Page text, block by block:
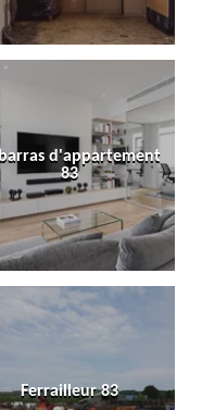
d'appartement
83
Ferrailleur 83